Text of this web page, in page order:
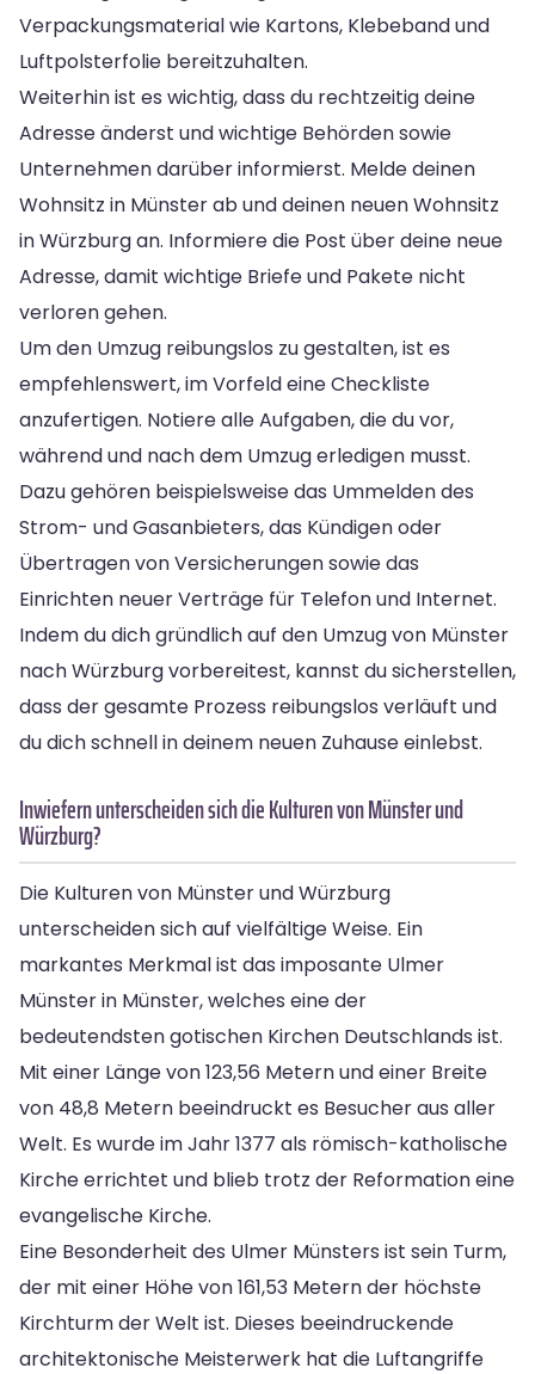
Verpackungsmaterial wie Kartons, Klebeband und
Luftpolsterfolie bereitzuhalten.
Weiterhin ist es wichtig, dass du rechtzeitig deine
Adresse änderst und wichtige Behörden sowie
Unternehmen darüber informierst. Melde deinen
Wohnsitz in Münster ab und deinen neuen Wohnsitz
in Würzburg an. Informiere die Post über deine neue
Adresse, damit wichtige Briefe und Pakete nicht
verloren gehen.
Um den Umzug reibungslos zu gestalten, ist es
empfehlenswert, im Vorfeld eine Checkliste
anzufertigen. Notiere alle Aufgaben, die du vor,
während und nach dem Umzug erledigen musst.
Dazu gehören beispielsweise das Ummelden des
Strom- und Gasanbieters, das Kündigen oder
Übertragen von Versicherungen sowie das
Einrichten neuer Verträge für Telefon und Internet.
Indem du dich gründlich auf den Umzug von Münster
nach Würzburg vorbereitest, kannst du sicherstellen,
dass der gesamte Prozess reibungslos verläuft und
du dich schnell in deinem neuen Zuhause einlebst.
Inwiefern unterscheiden sich die Kulturen von Münster und
Würzburg?
Die Kulturen von Münster und Würzburg
unterscheiden sich auf vielfältige Weise. Ein
markantes Merkmal ist das imposante Ulmer
Münster in Münster, welches eine der
bedeutendsten gotischen Kirchen Deutschlands ist.
Mit einer Länge von 123,56 Metern und einer Breite
von 48,8 Metern beeindruckt es Besucher aus aller
Welt. Es wurde im Jahr 1377 als römisch-katholische
Kirche errichtet und blieb trotz der Reformation eine
evangelische Kirche.
Eine Besonderheit des Ulmer Münsters ist sein Turm,
der mit einer Höhe von 161,53 Metern der höchste
Kirchturm der Welt ist. Dieses beeindruckende
architektonische Meisterwerk hat die Luftangriffe